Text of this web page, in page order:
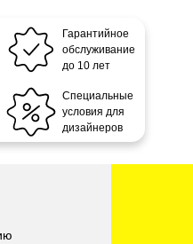
Гарантийное
обслуживание
до 10 лет
Специальные
условия для
дизайнеров